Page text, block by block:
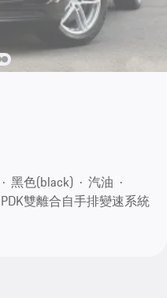
黑色(black)
汽油
PDK雙離合自手排變速系統